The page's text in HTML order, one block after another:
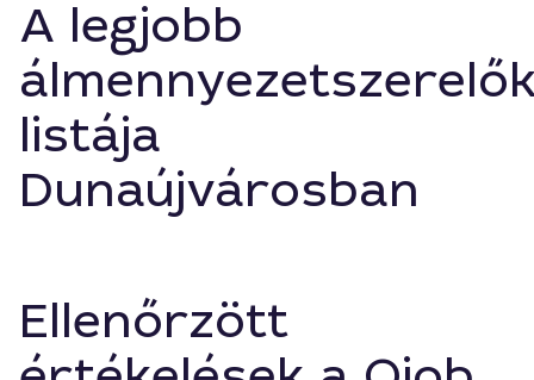
A legjobb
listája
Dunaújvárosban
Ellenőrzött